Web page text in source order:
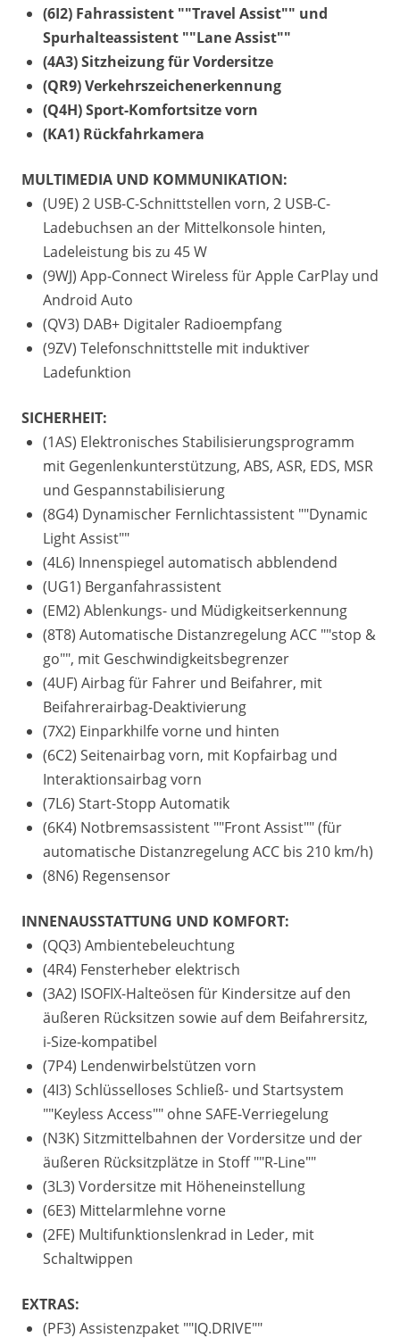
(6I2) Fahrassistent ""Travel Assist"" und
Spurhalteassistent ""Lane Assist""
(4A3) Sitzheizung für Vordersitze
(QR9) Verkehrszeichenerkennung
(Q4H) Sport-Komfortsitze vorn
(KA1) Rückfahrkamera
MULTIMEDIA UND KOMMUNIKATION:
(U9E) 2 USB-C-Schnittstellen vorn, 2 USB-C-
Ladebuchsen an der Mittelkonsole hinten,
Ladeleistung bis zu 45 W
(9WJ) App-Connect Wireless für Apple CarPlay und
Android Auto
(QV3) DAB+ Digitaler Radioempfang
(9ZV) Telefonschnittstelle mit induktiver
Ladefunktion
SICHERHEIT:
(1AS) Elektronisches Stabilisierungsprogramm
mit Gegenlenkunterstützung, ABS, ASR, EDS, MSR
und Gespannstabilisierung
(8G4) Dynamischer Fernlichtassistent ""Dynamic
Light Assist""
(4L6) Innenspiegel automatisch abblendend
(UG1) Berganfahrassistent
(EM2) Ablenkungs- und Müdigkeitserkennung
(8T8) Automatische Distanzregelung ACC ""stop &
go"", mit Geschwindigkeitsbegrenzer
(4UF) Airbag für Fahrer und Beifahrer, mit
Beifahrerairbag-Deaktivierung
(7X2) Einparkhilfe vorne und hinten
(6C2) Seitenairbag vorn, mit Kopfairbag und
Interaktionsairbag vorn
(7L6) Start-Stopp Automatik
(6K4) Notbremsassistent ""Front Assist"" (für
automatische Distanzregelung ACC bis 210 km/h)
(8N6) Regensensor
INNENAUSSTATTUNG UND KOMFORT:
(QQ3) Ambientebeleuchtung
(4R4) Fensterheber elektrisch
(3A2) ISOFIX-Halteösen für Kindersitze auf den
äußeren Rücksitzen sowie auf dem Beifahrersitz,
i-Size-kompatibel
(7P4) Lendenwirbelstützen vorn
(4I3) Schlüsselloses Schließ- und Startsystem
""Keyless Access"" ohne SAFE-Verriegelung
(N3K) Sitzmittelbahnen der Vordersitze und der
äußeren Rücksitzplätze in Stoff ""R-Line""
(3L3) Vordersitze mit Höheneinstellung
(6E3) Mittelarmlehne vorne
(2FE) Multifunktionslenkrad in Leder, mit
Schaltwippen
EXTRAS:
(PF3) Assistenzpaket ""IQ.DRIVE""